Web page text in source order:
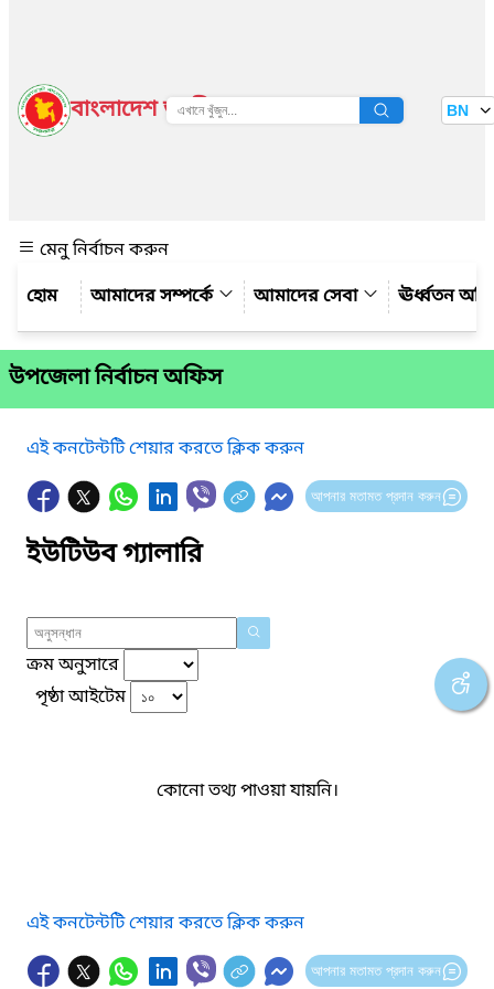
বাংলাদেশ জাতীয় তথ্য বাতায়ন BN
মেনু নির্বাচন করুন
আমাদের সম্পর্কে
আমাদের সেবা ঊর্ধ্বতন
উপজেলা নির্বাচন অফিস
এই কনটেন্টটি শেয়ার করতে ক্লিক করুন
আপনার মতামত প্রদান করুন
ইউটিউব গ্যালারি
ক্রম অনুসারে
পৃষ্ঠা আইটেম
কোনো তথ্য পাওয়া যায়নি।
এই কনটেন্টটি শেয়ার করতে ক্লিক করুন
আপনার মতামত প্রদান করুন